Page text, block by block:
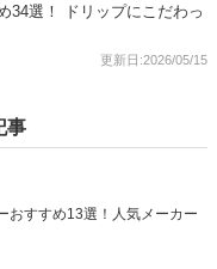
34選！ ドリップにこだわっ
更新日:2026/05/15
事
おすすめ13選！人気メーカー